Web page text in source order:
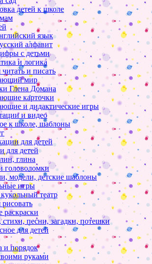
детей к школе
язык
алфавит
с детьми
и логика
и писать
мир
Глена Домана
карточки
и дидактические игры
и видео
к школе, шаблоны
для детей
для детей
глина
головоломки
модели, детские шаблоны
игры
театр
раскраски
стихи, песни, загадки, потешки
для детей
и порядок
руками